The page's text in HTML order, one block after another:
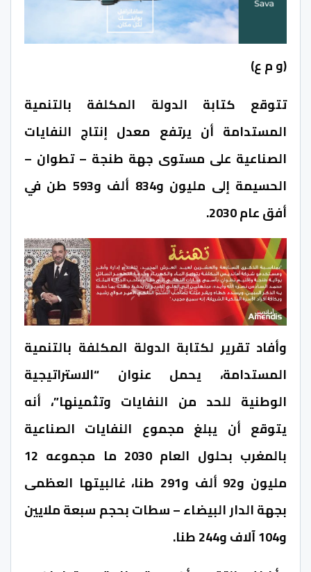
(و م ع)
تتوقع كتابة الدولة المكلفة بالتنمية
المستدامة أن يرتفع معدل إنتاج النفايات
الصناعية على مستوى جهة طنجة – تطوان –
الحسيمة إلى مليون و834 ألف و593 طن في
أفق عام 2030.
وأفاد تقرير لكتابة الدولة المكلفة بالتنمية
المستدامة، يحمل عنوان “الاستراتيجية
الوطنية للحد من النفايات وتثمينها”، أنه
يتوقع أن يبلغ مجموع النفايات الصناعية
بالمغرب بحلول العام 2030 ما مجموعه 12
مليون و92 ألف و291 طنا، غالبيتها العظمى
بجهة الدار البيضاء – سطات بحجم سبعة ملايين
و104 آلاف و244 طنا.